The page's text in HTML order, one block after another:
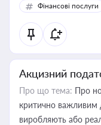
Фінансові послуги
Акцизний
Про що тема: Про
критично важливим
виробляють або